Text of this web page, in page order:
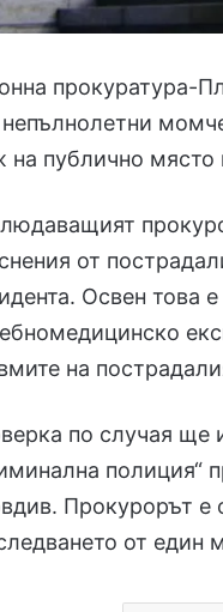
прокуратура-
публично място
от
Освен това
на
по случая ще
полиция“
Прокурорът е
от един